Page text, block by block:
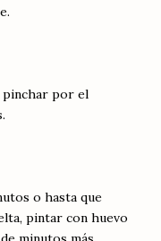
por el
o hasta que
pintar con huevo